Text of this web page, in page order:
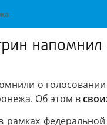
напомнил
о голосовании
Об этом в
рамках